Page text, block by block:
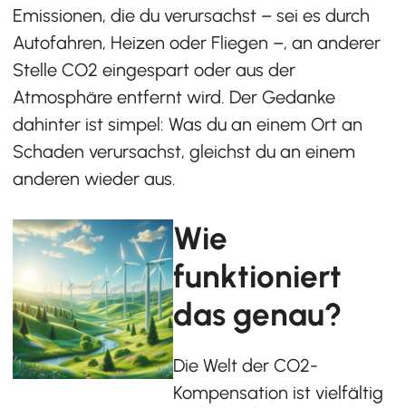
Emissionen, die du verursachst – sei es durch
Autofahren, Heizen oder Fliegen –, an anderer
Stelle CO2 eingespart oder aus der
Atmosphäre entfernt wird. Der Gedanke
dahinter ist simpel: Was du an einem Ort an
Schaden verursachst, gleichst du an einem
anderen wieder aus.
Wie
funktioniert
das genau?
Die Welt der CO2-
Kompensation ist vielfältig